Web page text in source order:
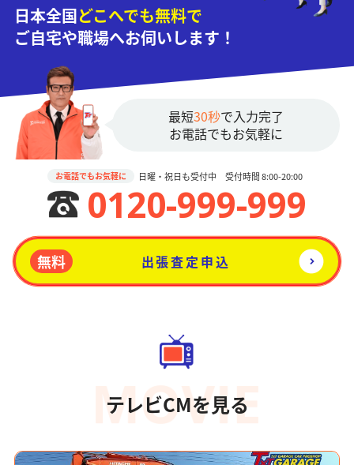
日本全国どこへでも無料で
ご自宅や職場へお伺いします！
最短30秒で入力完了
お電話でもお気軽に
お電話でもお気軽に 日曜・祝日も受付中 受付時間 8:00-20:00
0120-999-999
無料 出張査定申込
テレビCMを見る